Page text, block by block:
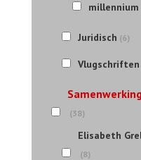
millennium
Juridisch (6)
Vlugschriften
(38)
Elisabeth
(8)